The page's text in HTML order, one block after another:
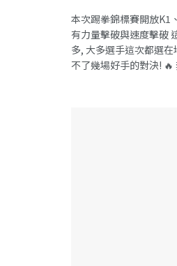
本次踢拳錦標賽開放K1
有力量擊破與速度擊破
多, 大多選手這次都選
不了幾場好手的對決! 🔥